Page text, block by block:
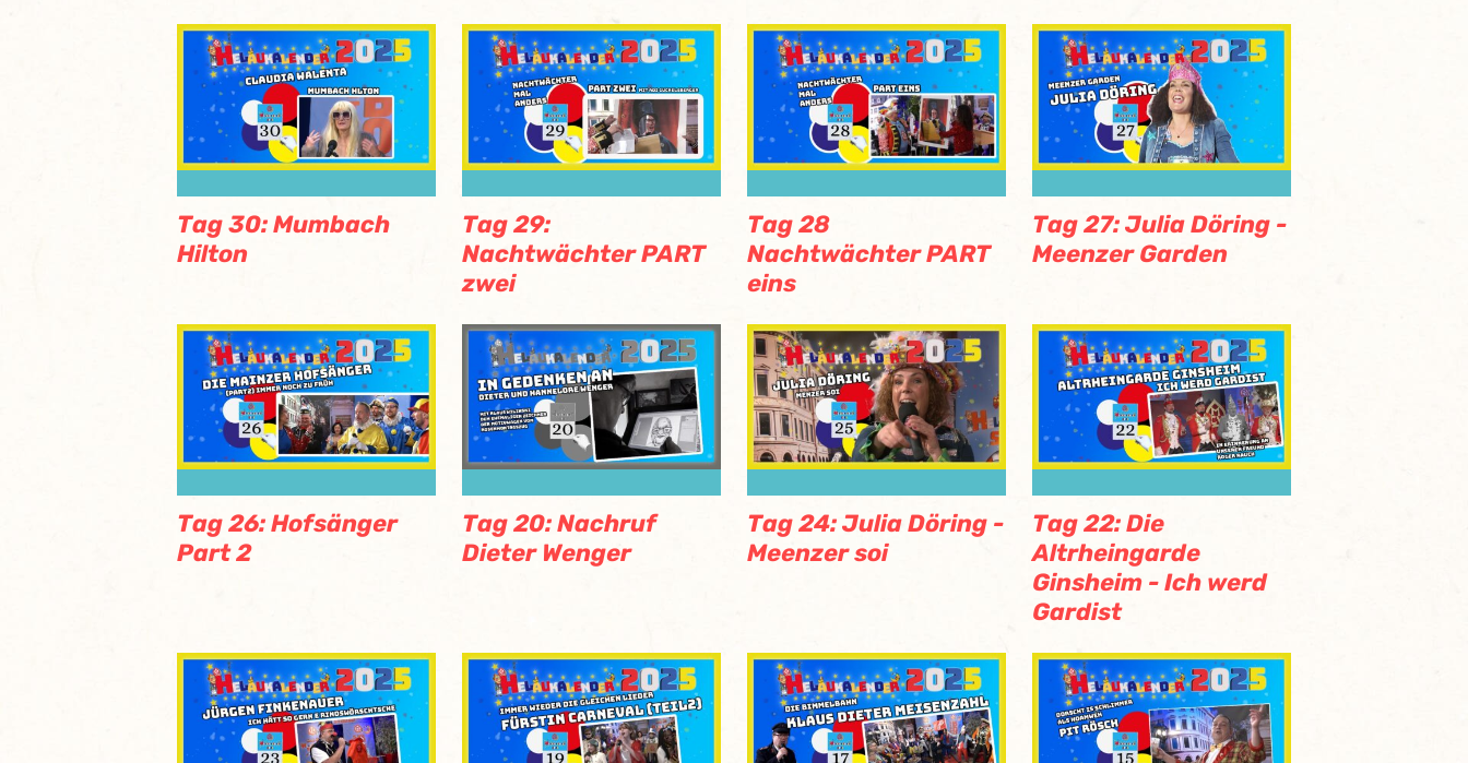
Tag 30: Mumbach
Hilton
Tag 29:
Nachtwächter PART
zwei
Tag 28
Nachtwächter PART
eins
Tag 27: Julia Döring -
Meenzer Garden
Tag 26: Hofsänger
Part 2
Tag 20: Nachruf
Dieter Wenger
Tag 24: Julia Döring -
Meenzer soi
Tag 22: Die
Altrheingarde
Ginsheim - Ich werd
Gardist